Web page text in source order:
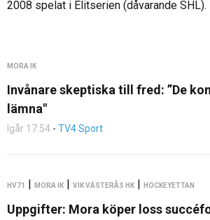
2008 spelat i Elitserien (dåvarande SHL).
MORA IK
Invånare skeptiska till fred: ”De
lämna"
Igår 17:54 - TV4 Sport
HV71 | MORA IK | VIK VÄSTERÅS HK | HOCKEYETTAN
Uppgifter: Mora köper loss